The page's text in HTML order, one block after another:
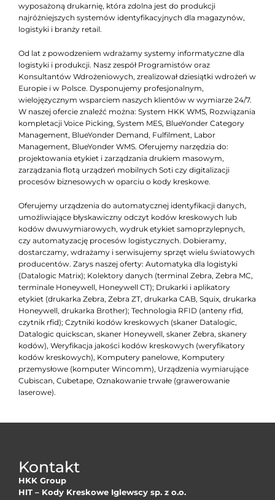
wyposażoną drukarnię, która zdolna jest do produkcji
najróżniejszych systemów identyfikacyjnych dla magazynów,
logistyki i branży retail.
Od lat z powodzeniem wdrażamy systemy informatyczne dla
logistyki i produkcji. Nasz zespół Programistów oraz
Konsultantów Wdrożeniowych, zrealizował dziesiątki wdrożeń w
Europie i w Polsce. Dysponujemy profesjonalnym,
wielojęzycznym wsparciem naszych klientów w wymiarze 24/7.
W naszej ofercie znaleźć można: System HKK WMS, Rozwiązania
kompletacji Voice Picking, System MES, BlueYonder Category
Management, BlueYonder Demand, Fulfilment, Labor
Management, BlueYonder WMS. Oferujemy narzędzia do:
projektowania etykiet i zarządzania drukiem masowym,
zarządzania flotą urządzeń mobilnych Soti czy digitalizacji
procesów biznesowych w oparciu o kody kreskowe.
Oferujemy urządzenia do automatycznej identyfikacji danych,
umożliwiające błyskawiczny odczyt kodów kreskowych lub
kodów dwuwymiarowych, wydruk etykiet samoprzylepnych,
czy automatyzację procesów logistycznych. Dobieramy,
dostarczamy, wdrażamy i serwisujemy sprzęt wielu światowych
producentów. Zarys naszej oferty: Automatyka dla logistyki
(Datalogic Matrix); Kolektory danych (terminal Zebra, Zebra MC,
terminale Honeywell, Honeywell CT); Drukarki i aplikatory
etykiet (drukarka Zebra, Zebra ZT, drukarka CAB, Squix, drukarka
Honeywell, drukarka Brother); Technologia RFID (anteny rfid,
czytnik rfid); Czytniki kodów kreskowych (skaner Datalogic,
Datalogic quickscan, skaner Honeywell, skaner Zebra, skanery
kodów), Weryfikacja jakości kodów kreskowych (weryfikatory
kodów kreskowych), Komputery panelowe, Komputery
przemysłowe (komputer Wincomm), Urządzenia wymiarujące
Cubiscan, Cubetape, Oznakowanie trwałe (grawerowanie
laserowe).
Kontakt
HKK Group
HIT – Kody Kreskowe Iglewscy sp. z o.o.